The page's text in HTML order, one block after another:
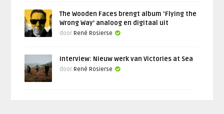
The Wooden Faces brengt album ‘Flying the
Wrong Way’ analoog en digitaal uit
door René Rosierse
Interview: Nieuw werk van Victories at Sea
door René Rosierse